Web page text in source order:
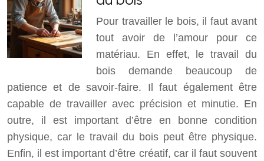
Pour travailler le bois, il faut avant
tout avoir de l’amour pour ce
matériau. En effet, le travail du
bois demande beaucoup de
patience et de savoir-faire. Il faut également être
capable de travailler avec précision et minutie. En
outre, il est important d’être en bonne condition
physique, car le travail du bois peut être physique.
Enfin, il est important d’être créatif, car il faut souvent